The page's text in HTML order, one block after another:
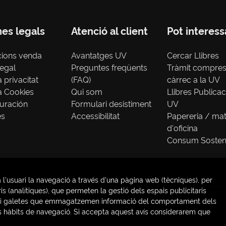
legals
venda
privacitat
Cookies
Atenció al client
Avantatges UV
Preguntes freqüents
(FAQ)
Qui som
Formulari desistiment
Accessibilitat
Pot
Cercar Llibres
Tràmit
càrrec a la UV
Llibres
UV
Papereria /
d'oficina
Consum
Group
la navegació a través d'una pàgina web (tècniques), per
(analítiques), que permeten la gestió dels espais publicitaris
galetes que emmagatzemen informació del comportament dels
de navegació. Si accepta aquest avís considerarem que